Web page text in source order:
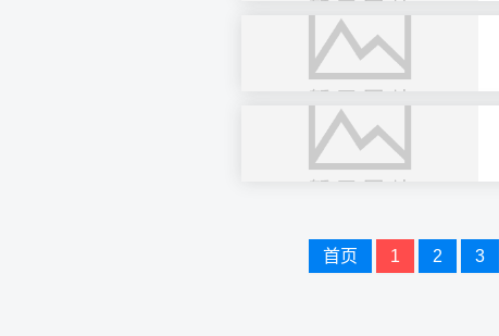
首页 1 2 3